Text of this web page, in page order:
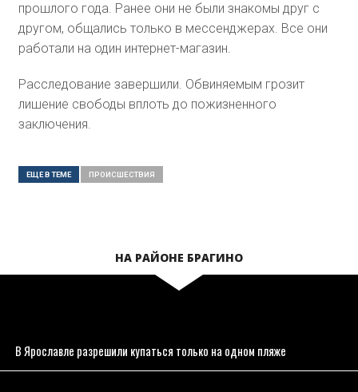
прошлого года. Ранее они не были знакомы друг с
другом, общались только в мессенджерах. Все они
работали на один интернет-магазин.
Расследование завершили. Обвиняемым грозит
лишение свободы вплоть до пожизненного
заключения.
ЕЩЕ В ТЕМЕ ПРОИСШЕСТВИЯ
НА РАЙОНЕ БРАГИНО
В Ярославле разрешили купаться только на одном пляже